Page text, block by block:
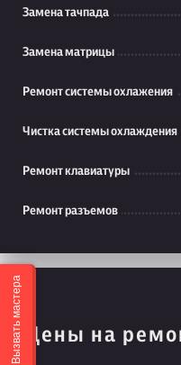
Замена тачпада
Замена матрицы
Ремонт системы охлажения
Чистка системы охлаждения
Ремонт клавиатуры
Ремонт разъемов
Цены на
Вызвать мастера